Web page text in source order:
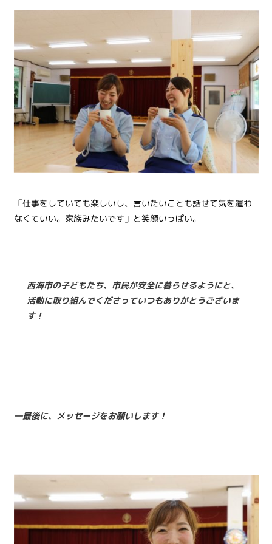
「仕事をしていても楽しいし、言いたいことも話せて気を遣わ
なくていい。家族みたいです」と笑顔いっぱい。
西海市の子どもたち、市民が安全に暮らせるようにと、
活動に取り組んでくださっていつもありがとうございま
す！
―最後に、メッセージをお願いします！